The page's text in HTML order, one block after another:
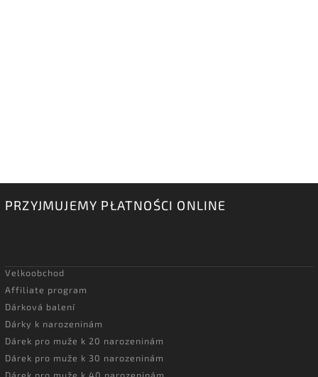
PRZYJMUJEMY PŁATNOŚCI ONLINE
Velkoobchod
Affiliate program
Dárková balení
Dárky k narozeninám
Dárek pro muže k 20 narozeninám
Dárek pro muže k 30 narozeninám